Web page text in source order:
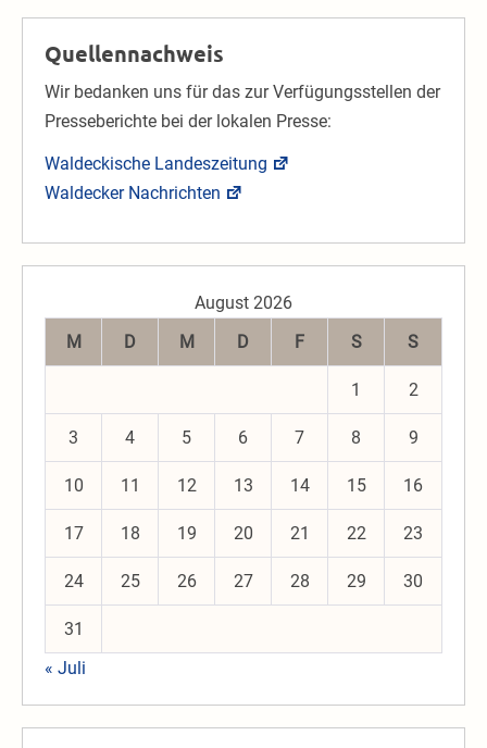
Quellennachweis
Wir bedanken uns für das zur Verfügungsstellen der
Presseberichte bei der lokalen Presse:
Waldeckische Landeszeitung
Waldecker Nachrichten
August 2026
M
D M D F S S
1 2
3 4 5 6 7 8 9
10 11 12 13 14 15 16
17 18 19 20 21 22 23
24 25 26 27 28 29 30
31
« Juli